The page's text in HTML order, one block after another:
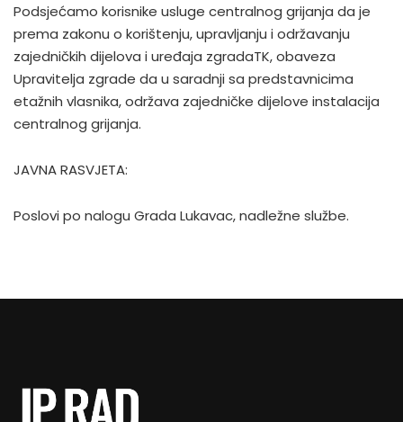
Podsjećamo korisnike usluge centralnog grijanja da je
prema zakonu o korištenju, upravljanju i održavanju
zajedničkih dijelova i uređaja zgradaTK, obaveza
Upravitelja zgrade da u saradnji sa predstavnicima
etažnih vlasnika, održava zajedničke dijelove instalacija
centralnog grijanja.
JAVNA RASVJETA:
Poslovi po nalogu Grada Lukavac, nadležne službe.